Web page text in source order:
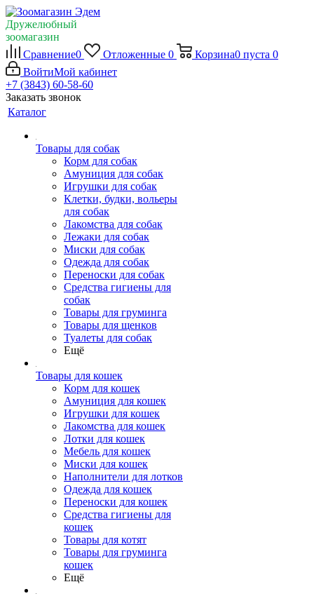
Дружелюбный
зоомагазин
Сравнение0 Отложенные 0 Корзина0 пуста 0
ВойтиМой кабинет
+7 (3843) 60-58-60
Заказать звонок
Каталог
Товары для собак
Корм для собак
Амуниция для собак
Игрушки для собак
Клетки, будки, вольеры
для собак
Лакомства для собак
Лежаки для собак
Миски для собак
Одежда для собак
Переноски для собак
Средства гигиены для
собак
Товары для груминга
Товары для щенков
Туалеты для собак
Ещё
Товары для кошек
Корм для кошек
Амуниция для кошек
Игрушки для кошек
Лакомства для кошек
Лотки для кошек
Мебель для кошек
Миски для кошек
Наполнители для лотков
Одежда для кошек
Переноски для кошек
Средства гигиены для
кошек
Товары для котят
Товары для груминга
кошек
Ещё